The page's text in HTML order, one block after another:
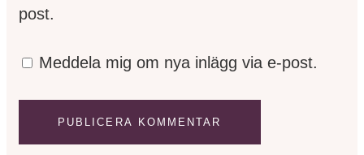
post.
Meddela mig om nya inlägg via e-post.